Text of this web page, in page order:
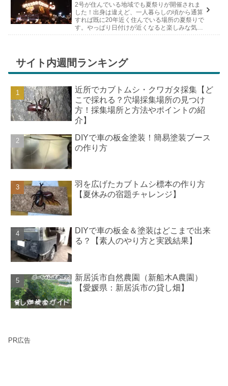
2号が住んでいる地域でも夏祭りが開催されま
した！出身は違えど、一人暮らしの頃から通算
すれば既に20年近く住んでいる場所の夏祭りで
す。やっぱり日付けが近くなると楽しみな気持
サイト内週間ランキング
近所でカブトムシ・クワガタ採集【ど
こで採れる？穴場採集場所の見つけ
方！採集場所と方法やポイントの紹
介】
DIYで車の板金塗装！簡易塗装ブース
の作り方
羽を広げたカブトムシ標本の作り方
【夏休みの宿題チャレンジ】
DIYで車の板金＆塗装はどこまで出来
る？【素人のやり方と実践結果】
新居浜市自然農園（新船木A農園）
【愛媛県：新居浜市の貸し畑】
PR広告